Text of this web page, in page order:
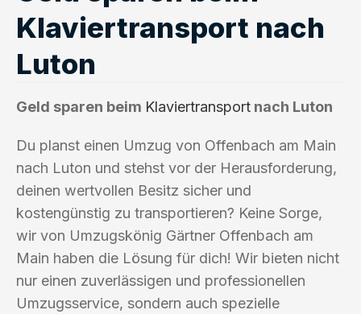
Klaviertransport nach
Luton
Geld sparen beim Klaviertransport nach Luton
Du planst einen Umzug von Offenbach am Main
nach Luton und stehst vor der Herausforderung,
deinen wertvollen Besitz sicher und
kostengünstig zu transportieren? Keine Sorge,
wir von Umzugskönig Gärtner Offenbach am
Main haben die Lösung für dich! Wir bieten nicht
nur einen zuverlässigen und professionellen
Umzugsservice, sondern auch spezielle